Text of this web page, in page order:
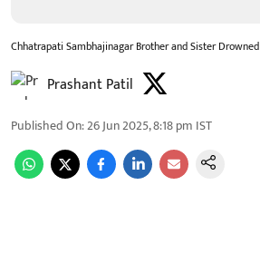
Chhatrapati Sambhajinagar Brother and Sister Drowned
Prashant Patil
Published On:26 Jun 2025, 8:18 pm IST